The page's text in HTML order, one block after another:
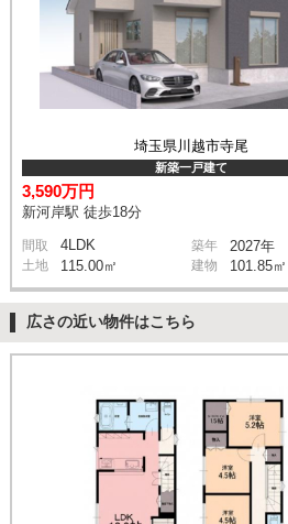
埼玉県川越市寺尾
新築一戸建て
3,590万円
新河岸駅 徒歩18分
間取 4LDK 築年 2027年
土地 115.00㎡ 建物 101.85㎡
広さの近い物件はこちら